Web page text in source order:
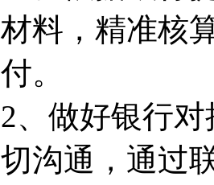
材料，精准核
付。
2、做好银行
切沟通，通过